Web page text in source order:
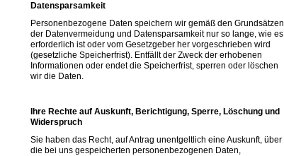
Datensparsamkeit
Personenbezogene Daten speichern wir gemäß den Grundsätzen
der Datenvermeidung und Datensparsamkeit nur so lange, wie es
erforderlich ist oder vom Gesetzgeber her vorgeschrieben wird
(gesetzliche Speicherfrist). Entfällt der Zweck der erhobenen
Informationen oder endet die Speicherfrist, sperren oder löschen
wir die Daten.
Ihre Rechte auf Auskunft, Berichtigung, Sperre, Löschung und
Widerspruch
Sie haben das Recht, auf Antrag unentgeltlich eine Auskunft, über
die bei uns gespeicherten personenbezogenen Daten,